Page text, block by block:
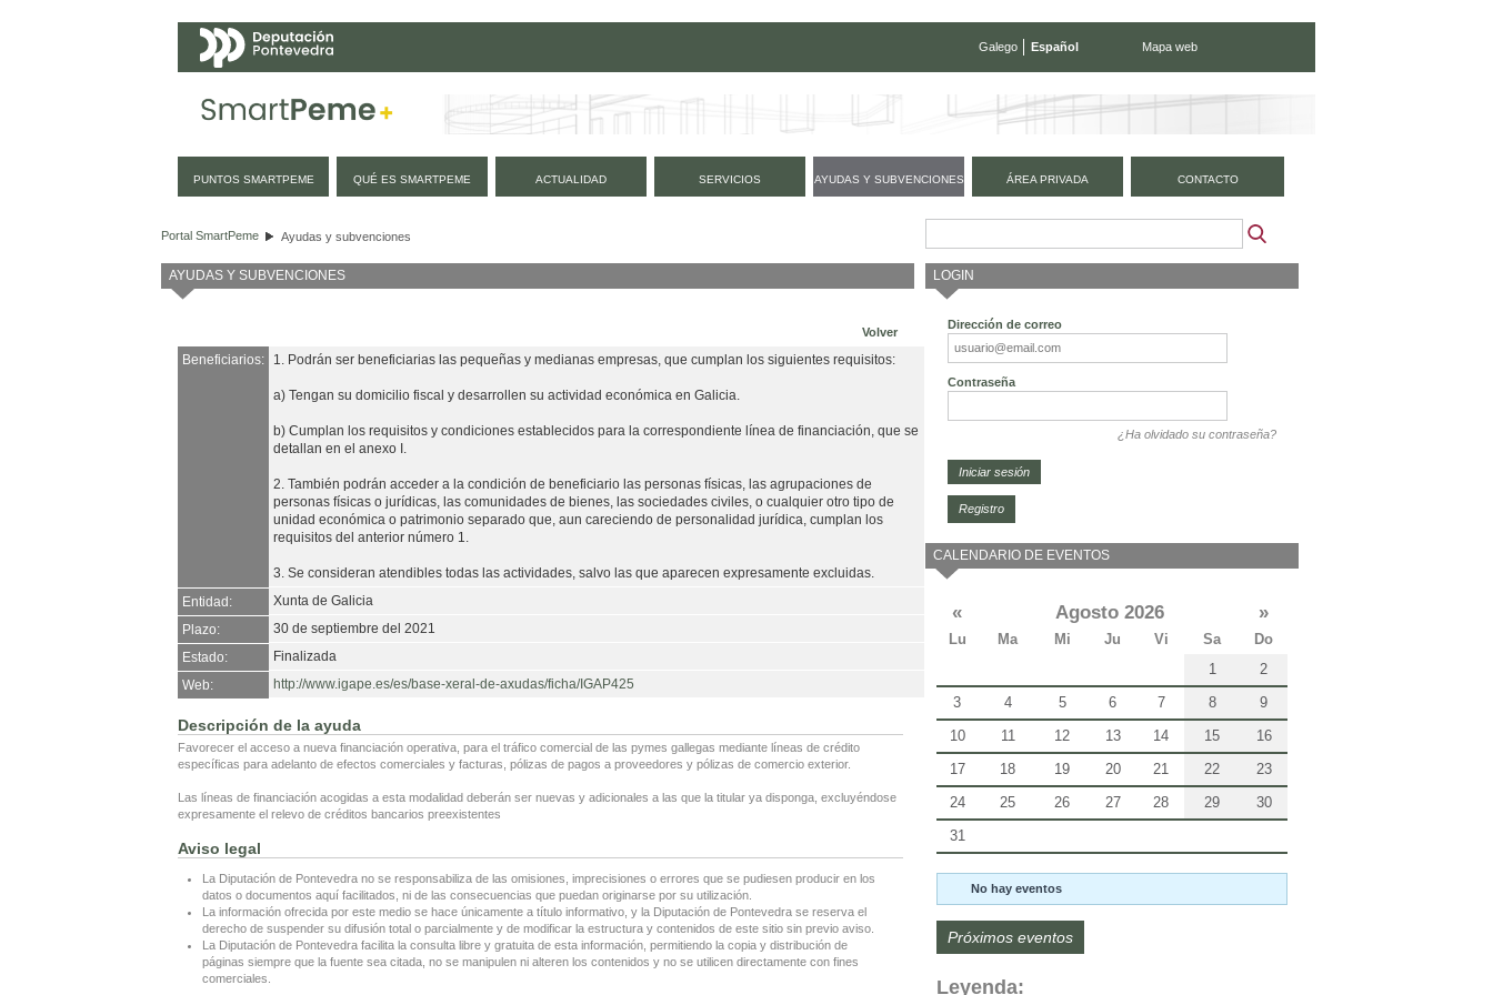
Galego Español Mapa web
PUNTOS SMARTPEME QUÉ ES SMARTPEME ACTUALIDAD SERVICIOS AYUDAS Y SUBVENCIONES ÁREA PRIVADA CONTACTO
Portal SmartPeme Ayudas y subvenciones
AYUDAS Y SUBVENCIONES
Volver
Beneficiarios: 1. Podrán ser beneficiarias las pequeñas y medianas empresas, que cumplan los siguientes requisitos:
a) Tengan su domicilio fiscal y desarrollen su actividad económica en Galicia.
b) Cumplan los requisitos y condiciones establecidos para la correspondiente línea de financiación, que se
detallan en el anexo I.
2. También podrán acceder a la condición de beneficiario las personas físicas, las agrupaciones de
personas físicas o jurídicas, las comunidades de bienes, las sociedades civiles, o cualquier otro tipo de
unidad económica o patrimonio separado que, aun careciendo de personalidad jurídica, cumplan los
requisitos del anterior número 1.
3. Se consideran atendibles todas las actividades, salvo las que aparecen expresamente excluidas.
Entidad:
Xunta de Galicia
Plazo:
30 de septiembre del 2021
Estado:
Finalizada
Web:
http://www.igape.es/es/base-xeral-de-axudas/ficha/IGAP425
Descripción de la ayuda
Favorecer el acceso a nueva financiación operativa, para el tráfico comercial de las pymes gallegas mediante líneas de crédito
específicas para adelanto de efectos comerciales y facturas, pólizas de pagos a proveedores y pólizas de comercio exterior.
Las líneas de financiación acogidas a esta modalidad deberán ser nuevas y adicionales a las que la titular ya disponga, excluyéndose
expresamente el relevo de créditos bancarios preexistentes
Aviso legal
La Diputación de Pontevedra no se responsabiliza de las omisiones, imprecisiones o errores que se pudiesen producir en los
datos o documentos aquí facilitados, ni de las consecuencias que puedan originarse por su utilización.
La información ofrecida por este medio se hace únicamente a título informativo, y la Diputación de Pontevedra se reserva el
derecho de suspender su difusión total o parcialmente y de modificar la estructura y contenidos de este sitio sin previo aviso.
La Diputación de Pontevedra facilita la consulta libre y gratuita de esta información, permitiendo la copia y distribución de
páginas siempre que la fuente sea citada, no se manipulen ni alteren los contenidos y no se utilicen directamente con fines
comerciales.
LOGIN
Dirección de correo
Contraseña
¿Ha olvidado su contraseña?
Registro
CALENDARIO DE EVENTOS
« Agosto 2026 »
Lu Ma Mi Ju Vi Sa
Do
1
2
3
4 5 6 7 8
9
10
11 12 13 14 15
16
17
18 19 20 21 22
23
24
25 26 27 28 29
30
31
No hay eventos
Próximos eventos
Leyenda: